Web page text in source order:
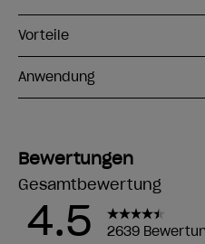
Vorteile
Anwendung